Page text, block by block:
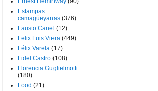
Estampas
camagüeyanas (376)
Fausto Canel (12)
Felix Luis Viera (449)
Félix Varela (17)
Fidel Castro (108)
Florencia Guglielmotti
(180)
Food (21)